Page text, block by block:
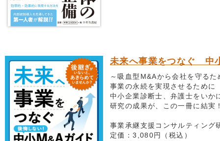
未来へ事業をつなぐ 中
～吸血型M&Aから会社を守るた
事業の永続を実現させるために
中小企業診断士、弁護士をいか
研究の成果が、この一冊に結実
事業承継支援コンサルティン
定価：3,080円（税込）